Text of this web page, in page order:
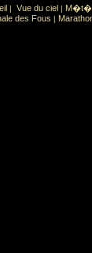
Sport Sports
| Vue du ciel |
des Fous |